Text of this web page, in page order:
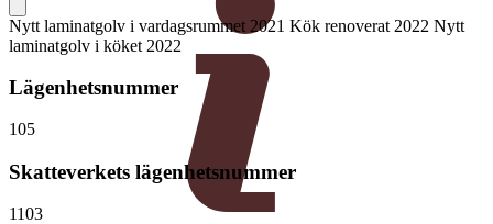
Nytt laminatgolv i vardagsrummet 2021 Kök renoverat 2022 Nytt
laminatgolv i köket 2022
Lägenhetsnummer
105
Skatteverkets lägenhetsnummer
1103